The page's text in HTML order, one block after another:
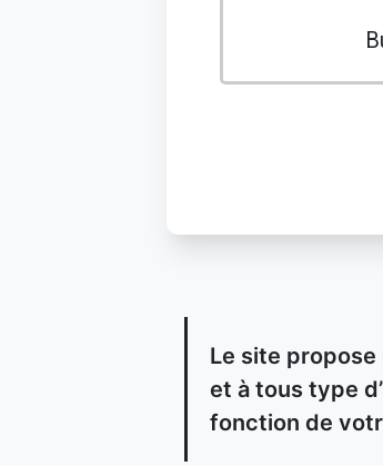
Le site propose
et à tous type
fonction de